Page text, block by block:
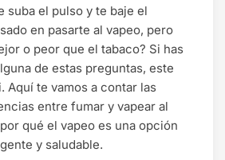
suba el pulso y te baje el
en pasarte al vapeo, pero
o peor que el tabaco? Si has
de estas preguntas, este
Aquí te vamos a contar las
entre fumar y vapear al
qué el vapeo es una opción
y saludable.